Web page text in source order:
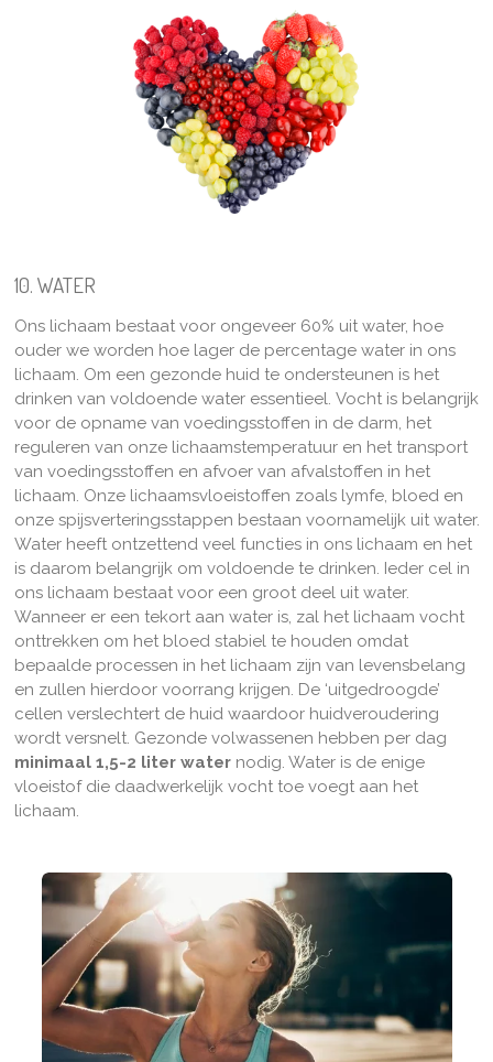
10. WATER
Ons lichaam bestaat voor ongeveer 60% uit water, hoe
ouder we worden hoe lager de percentage water in ons
lichaam. Om een gezonde huid te ondersteunen is het
drinken van voldoende water essentieel. Vocht is belangrijk
voor de opname van voedingsstoffen in de darm, het
reguleren van onze lichaamstemperatuur en het transport
van voedingsstoffen en afvoer van afvalstoffen in het
lichaam. Onze lichaamsvloeistoffen zoals lymfe, bloed en
onze spijsverteringsstappen bestaan voornamelijk uit water.
Water heeft ontzettend veel functies in ons lichaam en het
is daarom belangrijk om voldoende te drinken. Ieder cel in
ons lichaam bestaat voor een groot deel uit water.
Wanneer er een tekort aan water is, zal het lichaam vocht
onttrekken om het bloed stabiel te houden omdat
bepaalde processen in het lichaam zijn van levensbelang
en zullen hierdoor voorrang krijgen. De ‘uitgedroogde’
cellen verslechtert de huid waardoor huidveroudering
wordt versnelt. Gezonde volwassenen hebben per dag
minimaal 1,5-2 liter waternodig. Water is de enige
vloeistof die daadwerkelijk vocht toe voegt aan het
lichaam.